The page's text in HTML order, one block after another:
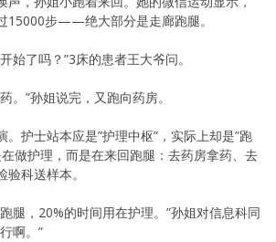
15000步——绝大部分是走廊跑腿。
始了吗？”3床的患者王大爷问。
。”孙姐说完，又跑向药房。
护士站本应是”护理中枢”，实际上却是”跑
做护理，而是在来回跑腿：去药房拿药、去
科送样本。
腿，20%的时间用在护理。”孙姐对信息科同
啊。”